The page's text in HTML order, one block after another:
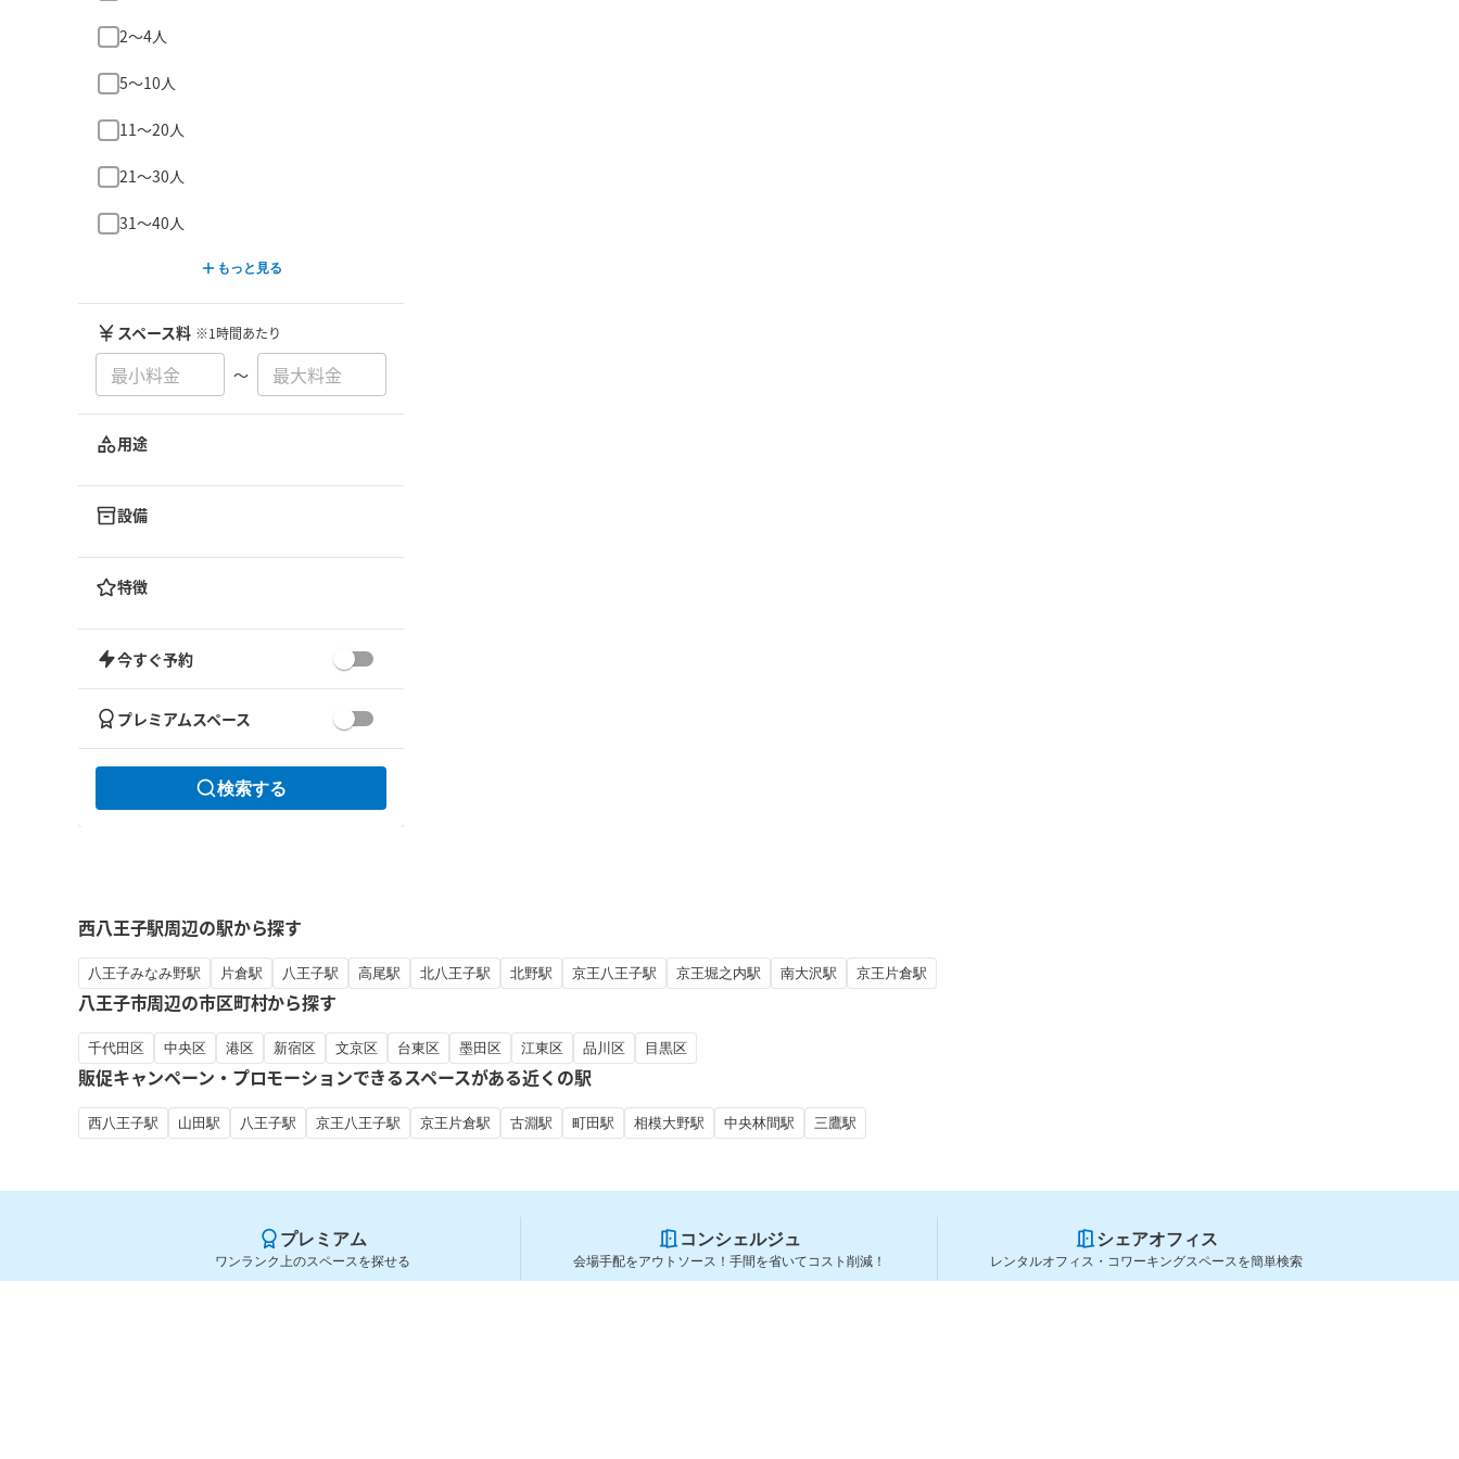
2〜4人
5〜10人
11〜20人
21〜30人
31〜40人
もっと見る
スペース料 ※1時間あたり
〜
用途
設備
特徴
今すぐ予約
プレミアムスペース
検索する
西八王子駅周辺の駅から探す
八王子みなみ野駅 片倉駅 八王子駅 高尾駅 北八王子駅 北野駅 京王八王子駅 京王堀之内駅 南大沢駅 京王片倉駅
八王子市周辺の市区町村から探す
千代田区 中央区 港区 新宿区 文京区 台東区 墨田区 江東区 品川区 目黒区
販促キャンペーン・プロモーションできるスペースがある近くの駅
西八王子駅 山田駅 八王子駅 京王八王子駅 京王片倉駅 古淵駅 町田駅 相模大野駅 中央林間駅 三鷹駅
プレミアム
ワンランク上のスペースを探せる
コンシェルジュ
会場手配をアウトソース！手間を省いてコスト削減！
シェアオフィス
レンタルオフィス・コワーキングスペースを簡単検索